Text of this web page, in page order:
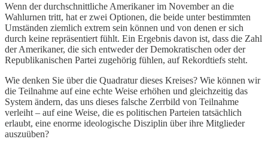
Wenn der durchschnittliche Amerikaner im November an die
Wahlurnen tritt, hat er zwei Optionen, die beide unter bestimmten
Umständen ziemlich extrem sein können und von denen er sich
durch keine repräsentiert fühlt. Ein Ergebnis davon ist, dass die Zahl
der Amerikaner, die sich entweder der Demokratischen oder der
Republikanischen Partei zugehörig fühlen, auf Rekordtiefs steht.
Wie denken Sie über die Quadratur dieses Kreises? Wie können wir
die Teilnahme auf eine echte Weise erhöhen und gleichzeitig das
System ändern, das uns dieses falsche Zerrbild von Teilnahme
verleiht – auf eine Weise, die es politischen Parteien tatsächlich
erlaubt, eine enorme ideologische Disziplin über ihre Mitglieder
auszuüben?